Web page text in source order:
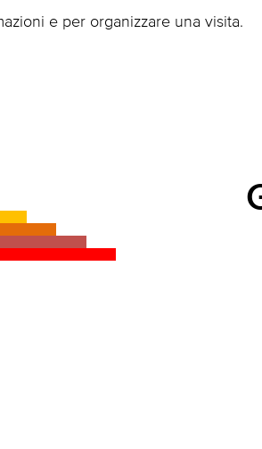
e per organizzare una visita.